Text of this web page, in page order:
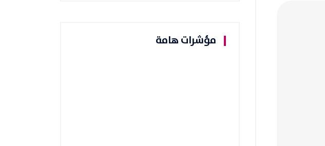
مؤشرات هامة